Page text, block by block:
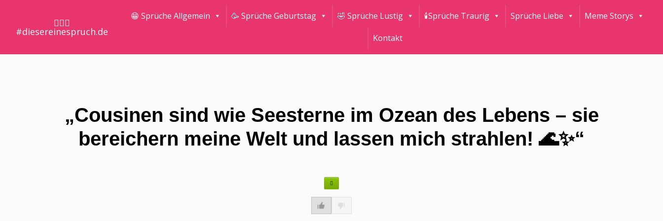
🤷🏼‍♀️
#diesereinespruch.de
😁 Sprüche Allgemein 🥳 Sprüche Geburtstag 🤣 Sprüche Lustig 🕯Sprüche Traurig Sprüche Liebe Meme Storys
Kontakt
„Cousinen sind wie Seesterne im Ozean des Lebens – sie
bereichern meine Welt und lassen mich strahlen! 🌊✨“